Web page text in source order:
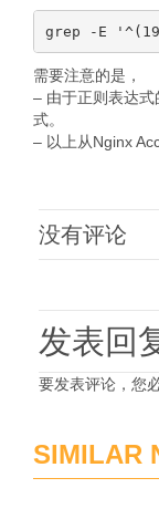
需要注意的是，
– 由于正则表达
式。
– 以上从Nginx
没有评论
发表回
要发表评论，您
SIMILAR